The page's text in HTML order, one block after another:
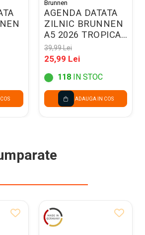
Brunnen
AGENDA DATATA
ZILNIC BRUNNEN
A5 2026 TROPICAL
79515016
39,99 Lei
25,99 Lei
118 IN STOC
ADAUGA IN COS